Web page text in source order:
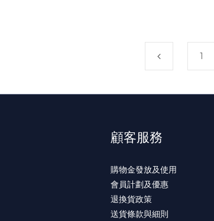
1
顧客服務
購物金發放及使用
會員計劃及優惠
退換貨政策
送貨條款與細則